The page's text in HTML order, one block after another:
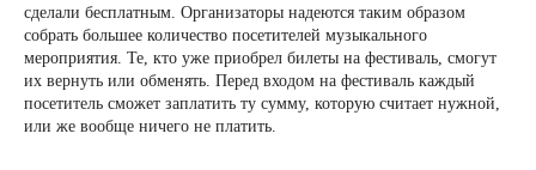
сделали бесплатным. Организаторы надеются таким образом
собрать большее количество посетителей музыкального
мероприятия. Те, кто уже приобрел билеты на фестиваль, смогут
их вернуть или обменять. Перед входом на фестиваль каждый
посетитель сможет заплатить ту сумму, которую считает нужной,
или же вообще ничего не платить.